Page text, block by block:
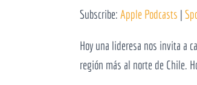
Subscribe: Apple Podcasts |
Hoy una lideresa nos invita a
región más al norte de Chile.